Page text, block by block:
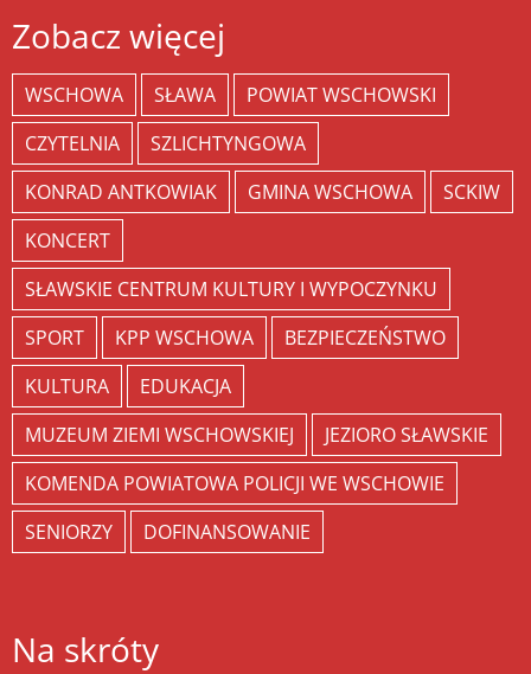
Zobacz więcej
WSCHOWA SŁAWA
POWIAT WSCHOWSKI
CZYTELNIA
SZLICHTYNGOWA
KONRAD ANTKOWIAK
GMINA WSCHOWA
SCKIW
KONCERT
SŁAWSKIE CENTRUM KULTURY I WYPOCZYNKU
SPORT
KPP WSCHOWA
BEZPIECZEŃSTWO
KULTURA
EDUKACJA
MUZEUM ZIEMI WSCHOWSKIEJ
JEZIORO SŁAWSKIE
KOMENDA POWIATOWA POLICJI WE WSCHOWIE
SENIORZY
DOFINANSOWANIE
Na skróty